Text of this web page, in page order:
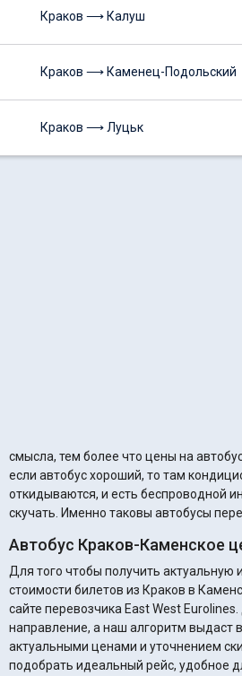
Краков ⟶ Калуш
Краков ⟶ Каменец-Подольский
Краков ⟶ Луцьк
смысла, тем более что цены на
если автобус хороший, то там
откидываются, и есть беспроводной
скучать. Именно таковы автобусы
Автобус Краков-Каменское
Для того чтобы получить
стоимости билетов из Краков в
сайте перевозчика East West
направление, а наш алгоритм выдаст
актуальными ценами и уточнением скидок для
подобрать идеальный рейс, удобное